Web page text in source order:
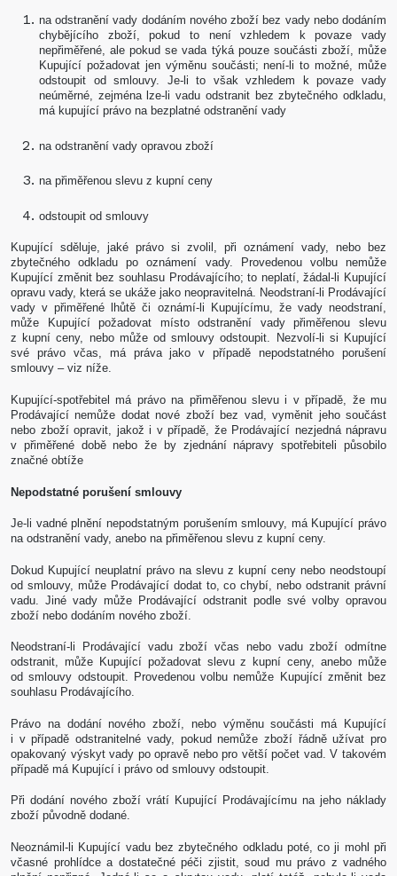
na odstranění vady dodáním nového zboží bez vady nebo dodáním
chybějícího zboží, pokud to není vzhledem k povaze vady
nepřiměřené, ale pokud se vada týká pouze součásti zboží, může
Kupující požadovat jen výměnu součásti; není-li to možné, může
odstoupit od smlouvy. Je-li to však vzhledem k povaze vady
neúměrné, zejména lze-li vadu odstranit bez zbytečného odkladu,
má kupující právo na bezplatné odstranění vady
na odstranění vady opravou zboží
na přiměřenou slevu z kupní ceny
odstoupit od smlouvy
Kupující sděluje, jaké právo si zvolil, při oznámení vady, nebo bez
zbytečného odkladu po oznámení vady. Provedenou volbu nemůže
Kupující změnit bez souhlasu Prodávajícího; to neplatí, žádal-li Kupující
opravu vady, která se ukáže jako neopravitelná. Neodstraní-li Prodávající
vady v přiměřené lhůtě či oznámí-li Kupujícímu, že vady neodstraní,
může Kupující požadovat místo odstranění vady přiměřenou slevu
z kupní ceny, nebo může od smlouvy odstoupit. Nezvolí-li si Kupující
své právo včas, má práva jako v případě nepodstatného porušení
smlouvy – viz níže.
Kupující-spotřebitel má právo na přiměřenou slevu i v případě, že mu
Prodávající nemůže dodat nové zboží bez vad, vyměnit jeho součást
nebo zboží opravit, jakož i v případě, že Prodávající nezjedná nápravu
v přiměřené době nebo že by zjednání nápravy spotřebiteli působilo
značné obtíže
Nepodstatné porušení smlouvy
Je-li vadné plnění nepodstatným porušením smlouvy, má Kupující právo
na odstranění vady, anebo na přiměřenou slevu z kupní ceny.
Dokud Kupující neuplatní právo na slevu z kupní ceny nebo neodstoupí
od smlouvy, může Prodávající dodat to, co chybí, nebo odstranit právní
vadu. Jiné vady může Prodávající odstranit podle své volby opravou
zboží nebo dodáním nového zboží.
Neodstraní-li Prodávající vadu zboží včas nebo vadu zboží odmítne
odstranit, může Kupující požadovat slevu z kupní ceny, anebo může
od smlouvy odstoupit. Provedenou volbu nemůže Kupující změnit bez
souhlasu Prodávajícího.
Právo na dodání nového zboží, nebo výměnu součásti má Kupující
i v případě odstranitelné vady, pokud nemůže zboží řádně užívat pro
opakovaný výskyt vady po opravě nebo pro větší počet vad. V takovém
případě má Kupující i právo od smlouvy odstoupit.
Při dodání nového zboží vrátí Kupující Prodávajícímu na jeho náklady
zboží původně dodané.
Neoznámil-li Kupující vadu bez zbytečného odkladu poté, co ji mohl při
včasné prohlídce a dostatečné péči zjistit, soud mu právo z vadného